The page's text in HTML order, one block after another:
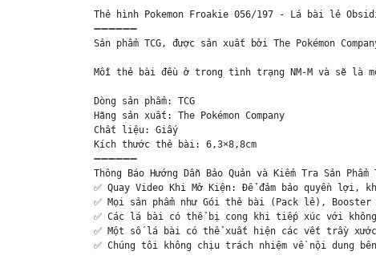
Thẻ hình Pokemon Froakie 056/197 - Lá bài lẻ
➖➖➖➖➖➖
Sản phẩm TCG, được sản xuất bởi The Pokémon
Mỗi thẻ bài đều ở trong tình trạng NM-M và sẽ là
Dòng sản phẩm: TCG
Hãng sản xuất: The Pokémon Company
Chất liệu: Giấy
Kích thước thẻ bài: 6,3×8,8cm
➖➖➖➖➖➖
Thông Báo Hướng Dẫn Bảo Quản và Kiểm Tra Sản
✅ Quay Video Khi Mở Kiện: Để đảm bảo quyền
✅ Mọi sản phẩm như Gói thẻ bài (Pack lẻ),
✅ Các lá bài có thể bị cong khi tiếp xúc với
✅ Một số lá bài có thể xuất hiện các vết trầy xước
✅ Chúng tôi không chịu trách nhiệm về nội dung